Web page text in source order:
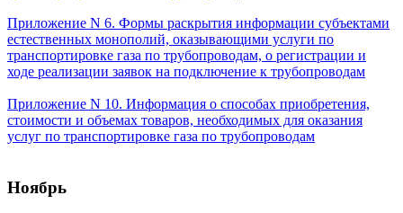
Приложение N 6. Формы раскрытия информации субъектами
естественных монополий, оказывающими услуги по
транспортировке газа по трубопроводам, о регистрации и
ходе реализации заявок на подключение к трубопроводам
Приложение N 10. Информация о способах приобретения,
стоимости и объемах товаров, необходимых для оказания
услуг по транспортировке газа по трубопроводам
Ноябрь